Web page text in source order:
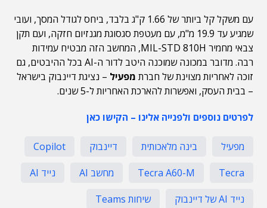
עם משקל קל ביותר של 1.66 ק"ג בלבד, ביחס לגודל המסך, ועובי
שמגיע עד 19.9 מ"מ, עם מעטפת סגסוגת מגנזיום חזקה, ועם תקן
צבאי מחמיר MIL-STD 810H, המחשב הזה מבטיח עמידות
רבה. מדובר במכונה שמוכנה היטב לדור ה-AI בכל ההיבטים, גם
זוכה לאחריות מצוינת של חברת מפעיל – נציגת דיינבוק בישראל
– בבית העסק, ואפשרות להארכת האחריות ל-5 שנים.
לפרטים נוספים ולפנייה אלינו – הקישו כאן
מפעיל בינה מלאכותית דיינבוק
Copilot
Tecra
Tecra A60-M מחשב AI
נייד AI
נייד AI של דיינבוק
שיחות Teams